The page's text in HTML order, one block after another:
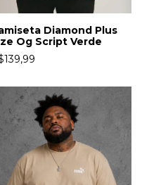
Diamond Plus
Og Script Verde